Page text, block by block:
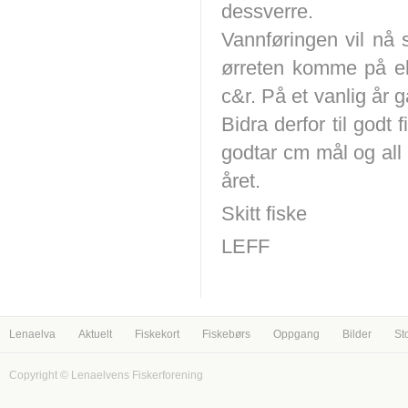
dessverre.
Vannføringen vil nå
ørreten komme på
c&r. På et vanlig år
Bidra derfor til godt
godtar cm mål og
året.
Skitt fiske
LEFF
Lenaelva Aktuelt Fiskekort Fiskebørs Oppgang Bilder
Copyright © Lenaelvens Fiskerforening